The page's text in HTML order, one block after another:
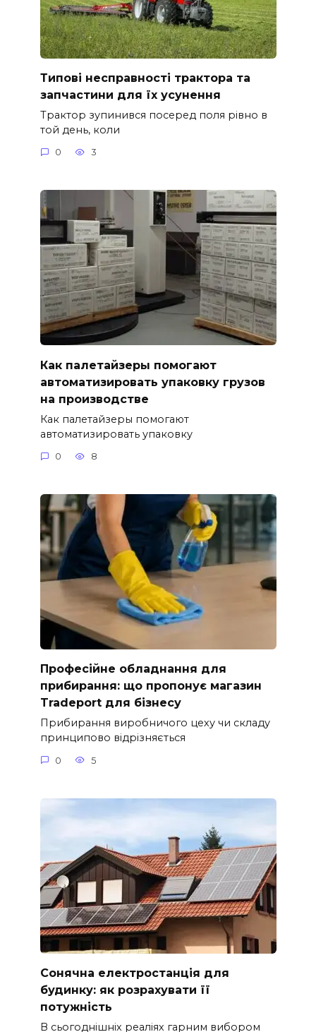
Типові несправності трактора та
запчастини для їх усунення
Трактор зупинився посеред поля рівно в
той день, коли
0 3
Как палетайзеры помогают
автоматизировать упаковку грузов
на производстве
Как палетайзеры помогают
автоматизировать упаковку
0 8
Професійне обладнання для
прибирання: що пропонує магазин
Tradeport для бізнесу
Прибирання виробничого цеху чи складу
принципово відрізняється
0 5
Сонячна електростанція для
будинку: як розрахувати її
потужність
В сьогоднішніх реаліях гарним вибором